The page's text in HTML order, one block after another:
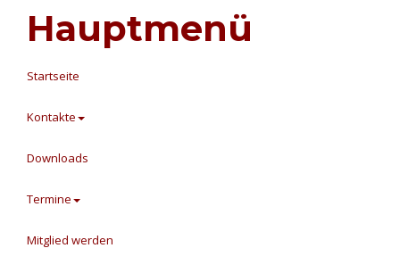
Hauptmenü
Startseite
Kontakte
Downloads
Termine
Mitglied werden